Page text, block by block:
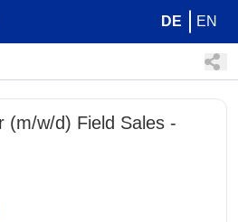
DE EN
(m/w/d) Field Sales -